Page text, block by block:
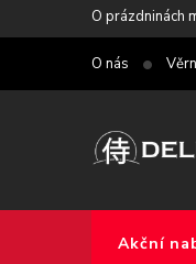
na
O prázdninách
O nás
Akční